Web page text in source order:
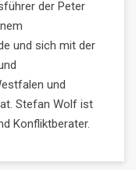
der Peter
und sich mit der
und
Stefan Wolf ist
Konfliktberater.